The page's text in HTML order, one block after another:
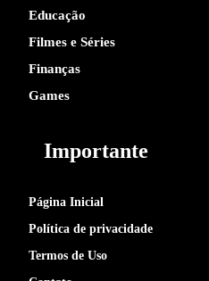
Educação
Filmes e Séries
Finanças
Games
Importante
Página Inicial
Política de privacidade
Termos de Uso